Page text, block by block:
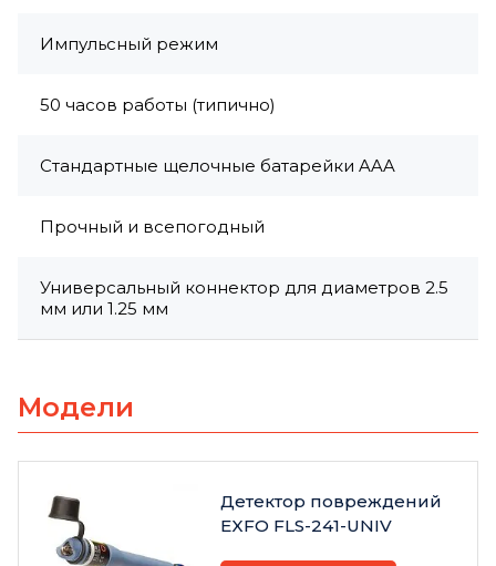
Импульсный режим
50 часов работы (типично)
Стандартные щелочные батарейки AAA
Прочный и всепогодный
Универсальный коннектор для диаметров 2.5
мм или 1.25 мм
Модели
Детектор повреждений
EXFO FLS-241-UNIV